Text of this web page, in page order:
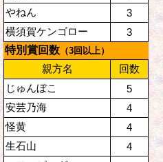
やねん
3
横須賀ケンゴロー
3
特別賞回数 （3回以上）
親方名
回数
じゅんぼこ
5
安芸乃海
4
怪黄
4
生石山
4